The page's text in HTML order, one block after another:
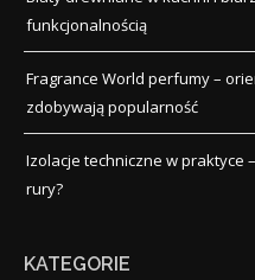
funkcjonalnością
Fragrance World perfumy –
zdobywają popularność
Izolacje techniczne w praktyce
rury?
KATEGORIE